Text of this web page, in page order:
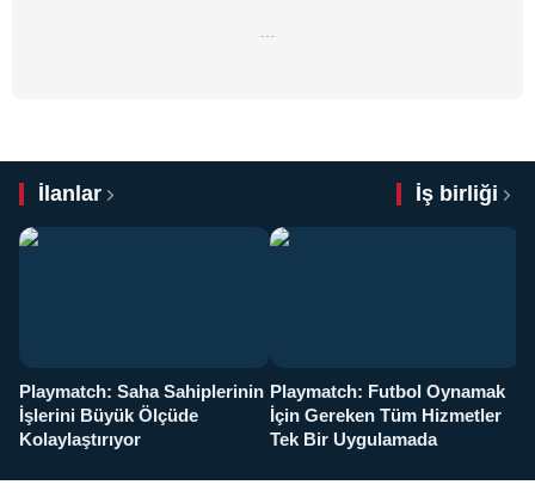
İlanlar İş birliği
Playmatch: Saha Sahiplerinin
İşlerini Büyük Ölçüde
Kolaylaştırıyor
Playmatch: Futbol Oynamak
İçin Gereken Tüm Hizmetler
Tek Bir Uygulamada